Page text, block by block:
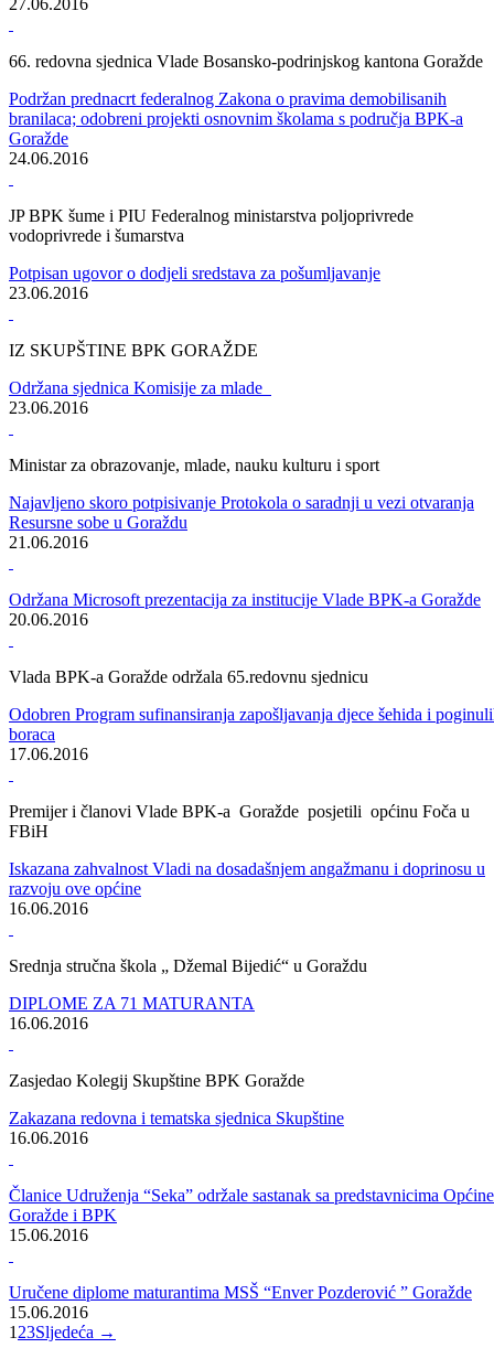
Održana tematska sjednica Skupštine BPK-a Goražde o pripadnosti
javnih prihoda FBiH BPK-u Goražde
29.06.2016